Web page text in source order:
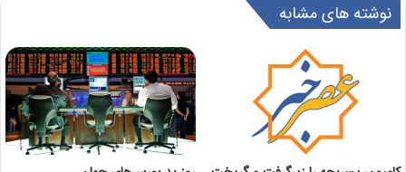
نوشته های مشابه